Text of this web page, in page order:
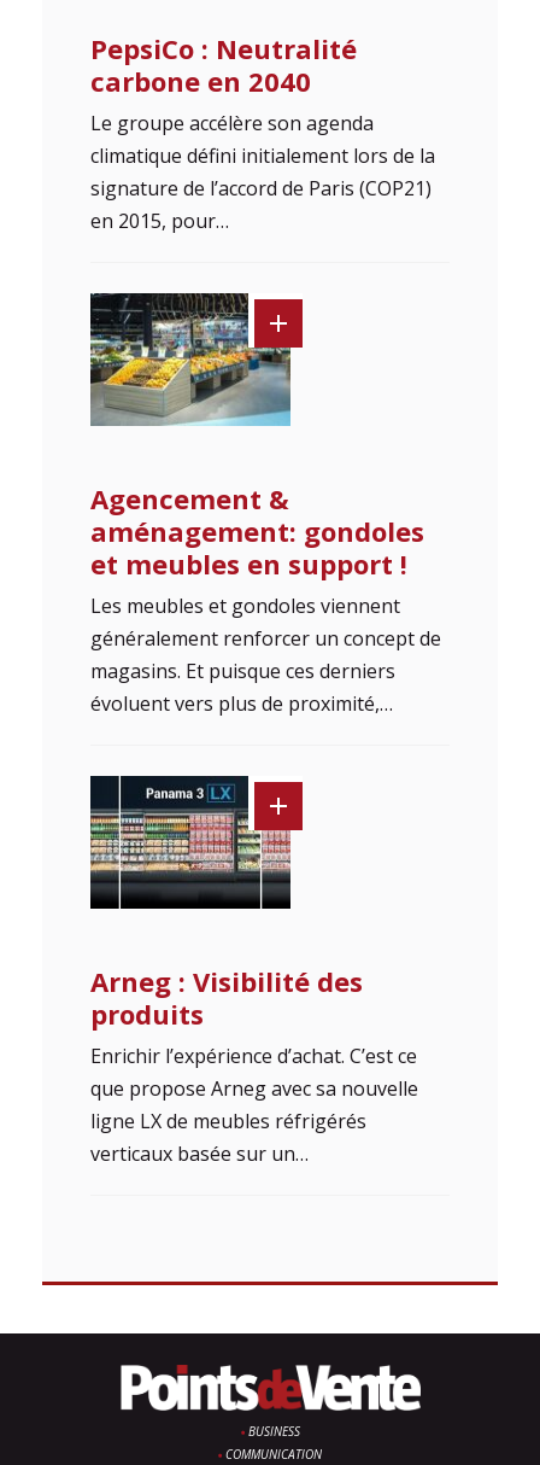
PepsiCo : Neutralité
carbone en 2040
Le groupe accélère son agenda
climatique défini initialement lors de la
signature de l’accord de Paris (COP21)
en 2015, pour…
Agencement &
aménagement: gondoles
et meubles en support !
Les meubles et gondoles viennent
généralement renforcer un concept de
magasins. Et puisque ces derniers
évoluent vers plus de proximité,…
Arneg : Visibilité des
produits
Enrichir l’expérience d’achat. C’est ce
que propose Arneg avec sa nouvelle
ligne LX de meubles réfrigérés
verticaux basée sur un…
BUSINESS
COMMUNICATION